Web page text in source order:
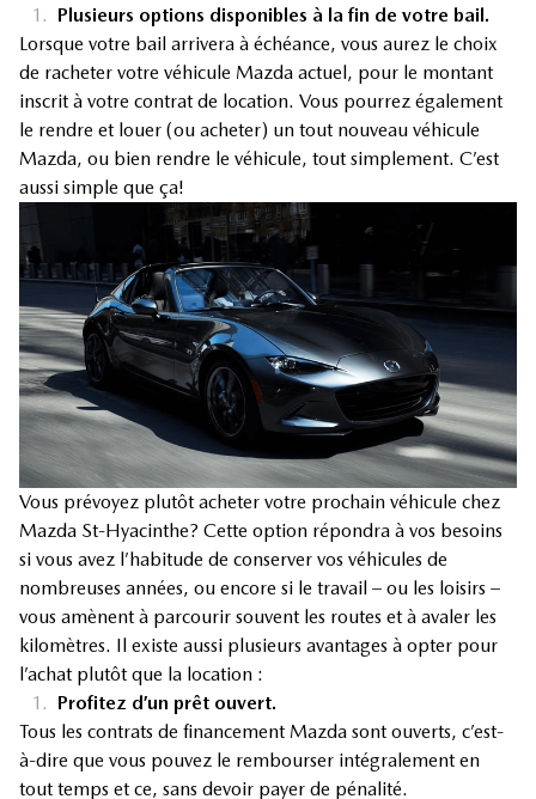
1. Plusieurs options disponibles à la fin de votre bail.
Lorsque votre bail arrivera à échéance, vous aurez le choix
de racheter votre véhicule Mazda actuel, pour le montant
inscrit à votre contrat de location. Vous pourrez également
le rendre et louer (ou acheter) un tout nouveau véhicule
Mazda, ou bien rendre le véhicule, tout simplement. C’est
aussi simple que ça!
Vous prévoyez plutôt acheter votre prochain véhicule chez
Mazda St-Hyacinthe? Cette option répondra à vos besoins
si vous avez l’habitude de conserver vos véhicules de
nombreuses années, ou encore si le travail – ou les loisirs –
vous amènent à parcourir souvent les routes et à avaler les
kilomètres. Il existe aussi plusieurs avantages à opter pour
l’achat plutôt que la location :
1. Profitez d’un prêt ouvert.
Tous les contrats de financement Mazda sont ouverts, c’est-
à-dire que vous pouvez le rembourser intégralement en
tout temps et ce, sans devoir payer de pénalité.